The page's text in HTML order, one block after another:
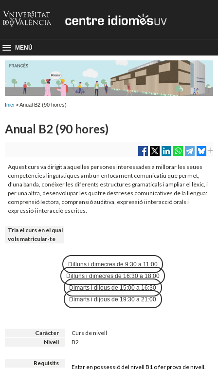
MENÚ
Inici > Anual B2 (90 hores)
Anual B2 (90 hores)
Aquest curs va dirigit a aquelles persones interessades a millorar les seues
competències lingüístiques amb un enfocament comunicatiu que permet,
d'una banda, conéixer les diferents estructures gramaticals i ampliar el lèxic, i
per una altra, desenvolupar les quatre destreses comunicatives de la llengua:
comprensió lectora, comprensió auditiva, expressió i interacció orals i
expressió i interacció escrites.
Tria el curs en el qual
vols matricular-te
Dilluns i dimecres de 9:30 a 11:00
Dilluns i dimecres de 16:30 a 18:00
Dimarts i dijous de 15:00 a 16:30
Dimarts i dijous de 19:30 a 21:00
Caràcter
Curs de nivell
Nivell
B2
Requisits
Estar en possessió del nivell B1 o fer prova de nivell.